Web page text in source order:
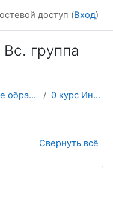
доступ (Вход)
группа
Дополнительное образование 0 курс Инф Вск
Свернуть всё